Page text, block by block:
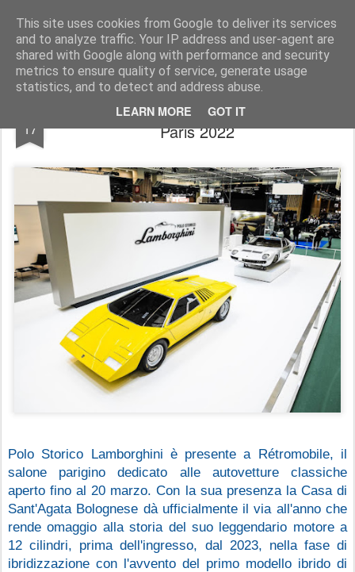
This site uses cookies from Google to deliver its services
and to analyze traffic. Your IP address and user-agent are
shared with Google along with performance and security
metrics to ensure quality of service, generate usage
statistics, and to detect and address abuse.
LEARN MORE GOT IT
AutoMotoCorse. Motorsport Random News 280912
17
Il Polo Storico Lamborghini a Rétromobile
Paris 2022
Polo Storico Lamborghini è presente a Rétromobile, il
salone parigino dedicato alle autovetture classiche
aperto fino al 20 marzo. Con la sua presenza la Casa di
Sant'Agata Bolognese dà ufficialmente il via all'anno che
rende omaggio alla storia del suo leggendario motore a
12 cilindri, prima dell'ingresso, dal 2023, nella fase di
ibridizzazione con l'avvento del primo modello ibrido di